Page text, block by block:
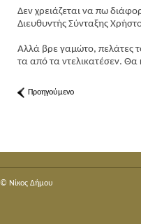
Δεν χρειάζεται να πω
Διευθυντής Σύνταξης
Αλλά βρε γαμώτο, πελάτες
τα από τα ντελικατέσεν. Θα
Προηγούμενο
© Nίκος Δήμου